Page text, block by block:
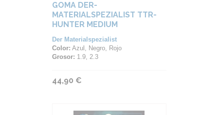
GOMA DER-
MATERIALSPEZIALIST TTR-
HUNTER MEDIUM
Der Materialspezialist
Color: Azul, Negro, Rojo
Grosor: 1.9, 2.3
44,90 €